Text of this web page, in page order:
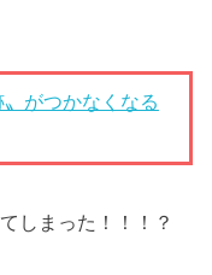
がつかなくなる
しまった！！！？